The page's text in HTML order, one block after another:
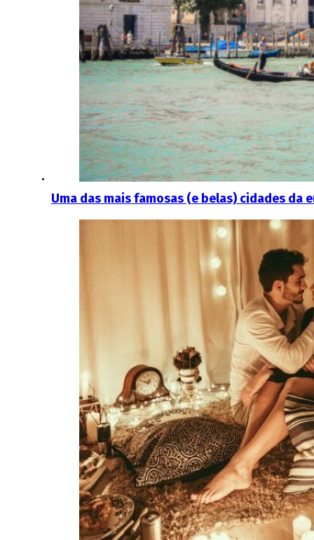
Uma das mais famosas (e belas) cidades